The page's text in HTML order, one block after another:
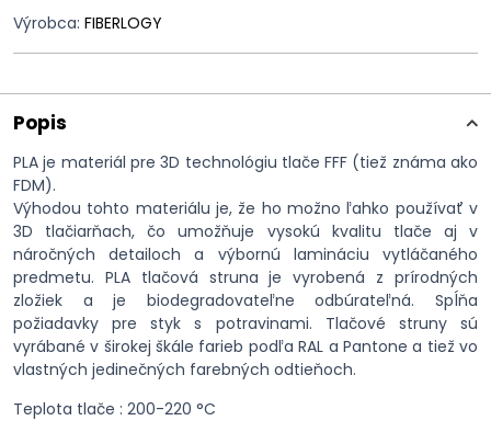
Výrobca: FIBERLOGY
Popis
PLA je materiál pre 3D technológiu tlače FFF (tiež známa ako
FDM).
Výhodou tohto materiálu je, že ho možno ľahko používať v
3D tlačiarňach, čo umožňuje vysokú kvalitu tlače aj v
náročných detailoch a výbornú lamináciu vytláčaného
predmetu. PLA tlačová struna je vyrobená z prírodných
zložiek a je biodegradovateľne odbúrateľná. Spĺňa
požiadavky pre styk s potravinami. Tlačové struny sú
vyrábané v širokej škále farieb podľa RAL a Pantone a tiež vo
vlastných jedinečných farebných odtieňoch.
Teplota tlače : 200-220 °C